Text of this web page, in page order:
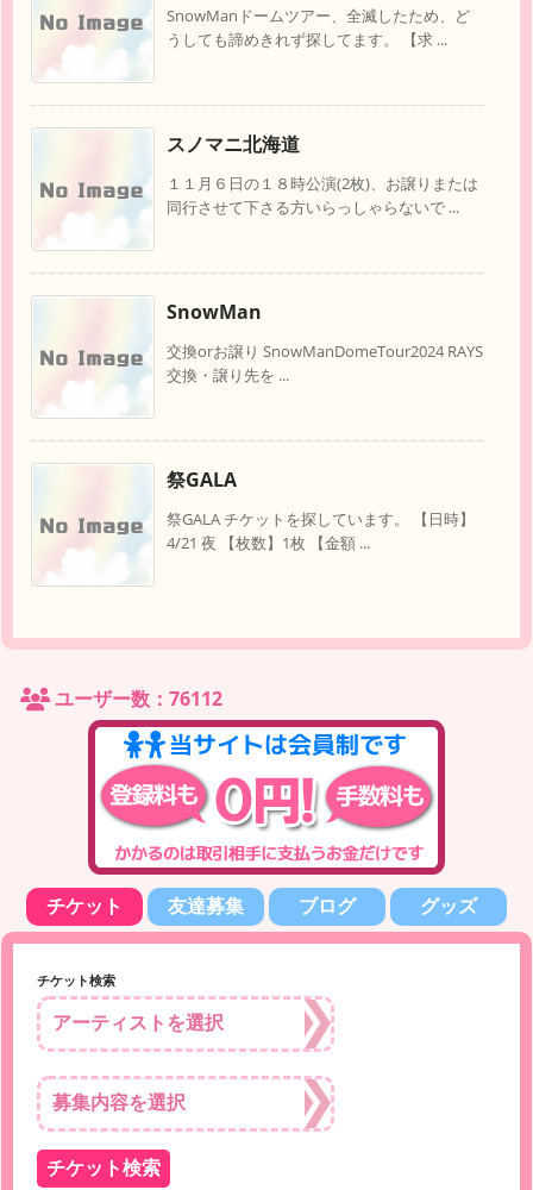
SnowManドームツアー、全滅したため、ど
うしても諦めきれず探してます。 【求 ...
スノマニ北海道
１１月６日の１８時公演(2枚)、お譲りまたは
同行させて下さる方いらっしゃらないで ...
SnowMan
交換orお譲り SnowManDomeTour2024 RAYS
交換・譲り先を ...
祭GALA
祭GALA チケットを探しています。 【日時】
4/21 夜 【枚数】1枚 【金額 ...
ユーザー数：76112
チケット 友達募集 ブログ グッズ
チケット検索